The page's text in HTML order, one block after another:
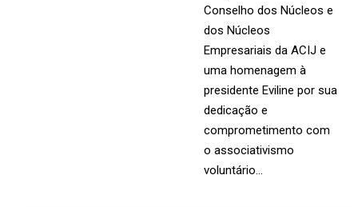
Conselho dos Núcleos e
dos Núcleos
Empresariais da ACIJ e
uma homenagem à
presidente Eviline por sua
dedicação e
comprometimento com
o associativismo
voluntário…